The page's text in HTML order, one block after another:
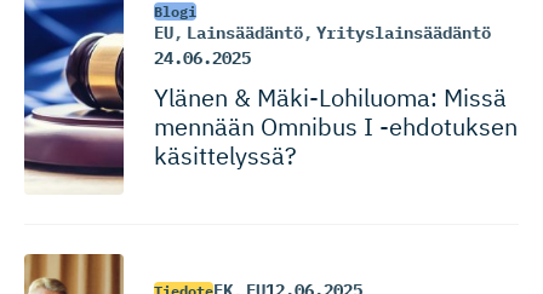
Blogi
EU, Lainsäädäntö, Yrityslainsäädäntö
24.06.2025
Ylänen & Mäki-Lohi­luoma: Missä
mennään Omnibus I -ehdotuksen
käsittelyssä?